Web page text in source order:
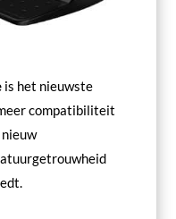
is het nieuwste
compatibiliteit
nieuw